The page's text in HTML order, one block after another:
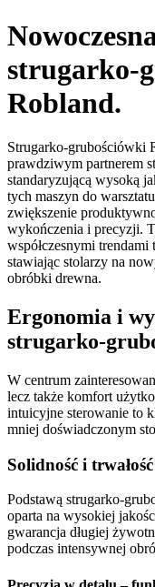
strugarko-
Robland.
Strugarko-grubościówki
prawdziwym partnerem
standaryzującą wysoką
tych maszyn do
zwiększenie
wykończenia i precyzji.
współczesnymi
stawiając stolarzy na
obróbki drewna.
Ergonomia i
strugarko-
W centrum
lecz także komfort
intuicyjne sterowanie to
mniej doświadczonym
Solidność i
Podstawą strugarko-
oparta na wysokiej
gwarancja długiej
podczas intensywnej